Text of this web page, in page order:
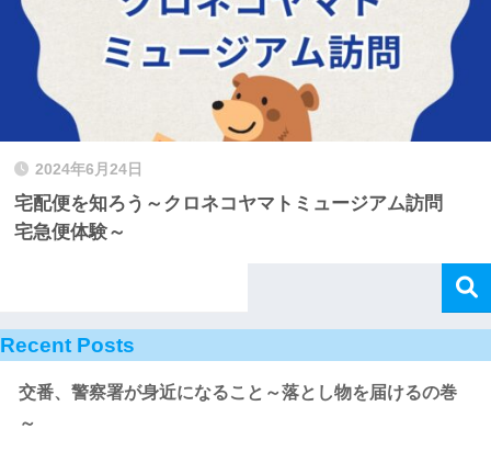
2024年6月24日
宅配便を知ろう～クロネコヤマトミュージアム訪問
宅急便体験～
Recent Posts
交番、警察署が身近になること～落とし物を届けるの巻
～